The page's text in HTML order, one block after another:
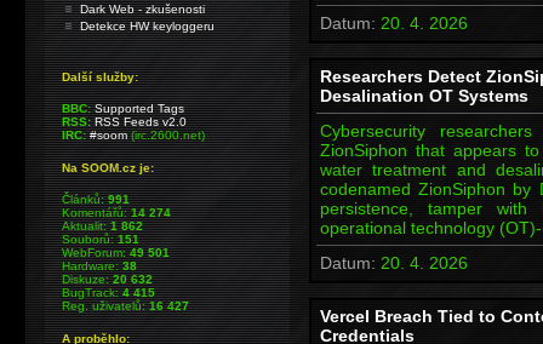
Datum: 20. 4. 2026
Researchers Detect
Desalination OT Systems
Cybersecurity
ZionSiphon that appears
water treatment and
codenamed ZionSiphon
persistence, tamper
operational technology
Datum: 20. 4. 2026
Vercel Breach Tied to
Credentials
Dark Web - zkušenosti
Detekce HW keyloggeru
Další služby:
BBC: Supported Tags
RSS: RSS Feeds v2.0
IRC: #soom(irc.2600.net)
Na SOOM.cz je:
Článků:991
Komentářů:14 274
Aktualit:1 862
Souborů:151
WebForum:49 501
Hardware:38
Diskuze:20 632
BugTrack:4 415
Reg. uživatelů:16 427
A proběhlo: